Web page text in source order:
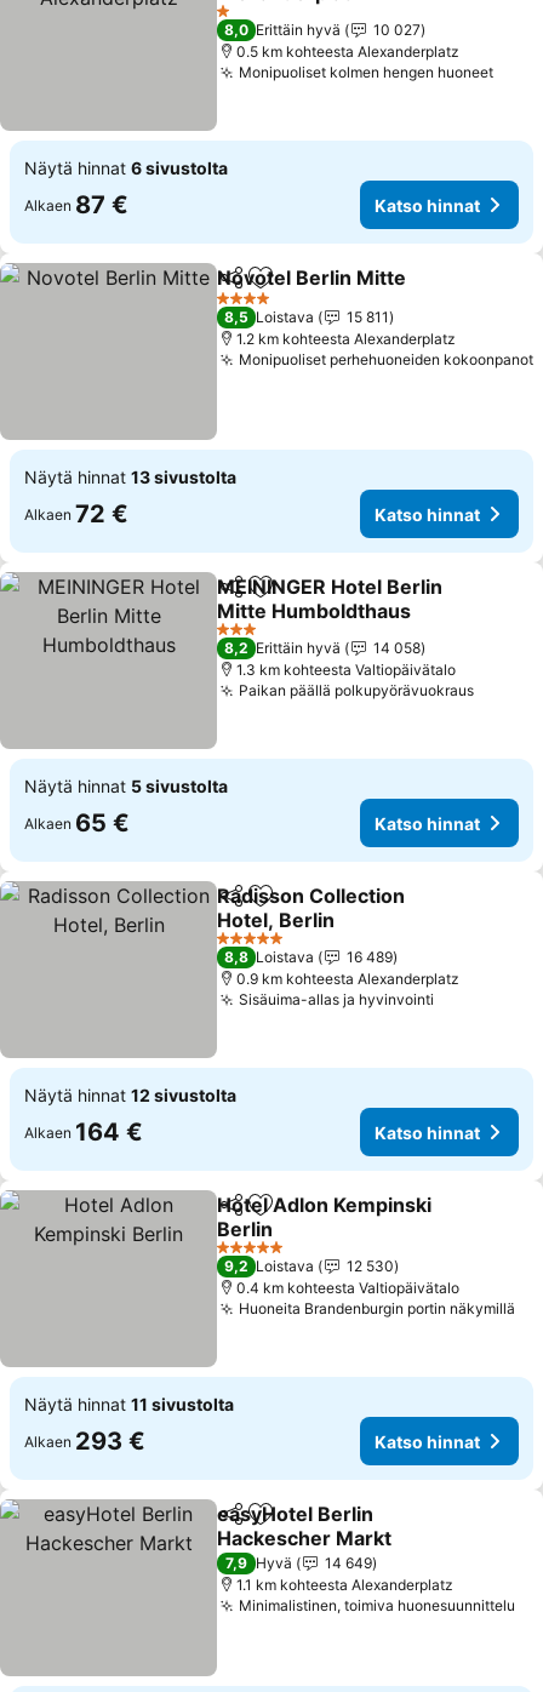
1 Tähtiluokitus
8,0 Erittäin hyvä
10 027
0.5 km kohteesta Alexanderplatz
Monipuoliset kolmen hengen huoneet
Näytä hinnat 6 sivustolta
Alkaen 87 € Katso hinnat
Jaa Lisää suosikkeihin
Novotel Berlin Mitte
4 Tähtiluokitus
8,5 Loistava
15 811
1.2 km kohteesta Alexanderplatz
Monipuoliset perhehuoneiden kokoonpanot
Näytä hinnat 13 sivustolta
Alkaen 72 € Katso hinnat
Jaa Lisää suosikkeihin
MEININGER Hotel Berlin
Mitte Humboldthaus
3 Tähtiluokitus
8,2 Erittäin hyvä
14 058
1.3 km kohteesta Valtiopäivätalo
Paikan päällä polkupyörävuokraus
Näytä hinnat 5 sivustolta
Alkaen 65 € Katso hinnat
Jaa Lisää suosikkeihin
Radisson Collection
Hotel, Berlin
5 Tähtiluokitus
8,8 Loistava
16 489
0.9 km kohteesta Alexanderplatz
Sisäuima-allas ja hyvinvointi
Näytä hinnat 12 sivustolta
Alkaen 164 € Katso hinnat
Jaa Lisää suosikkeihin
Hotel Adlon Kempinski
Berlin
5 Tähtiluokitus
9,2 Loistava
12 530
0.4 km kohteesta Valtiopäivätalo
Huoneita Brandenburgin portin näkymillä
Näytä hinnat 11 sivustolta
Alkaen 293 € Katso hinnat
Jaa Lisää suosikkeihin
easyHotel Berlin
Hackescher Markt
7,9 Hyvä
14 649
1.1 km kohteesta Alexanderplatz
Minimalistinen, toimiva huonesuunnittelu